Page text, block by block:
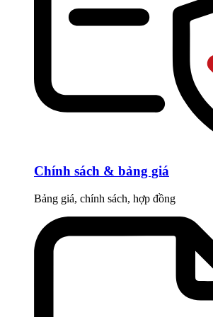
Chính sách & bảng giá
Bảng giá, chính sách, hợp đồng